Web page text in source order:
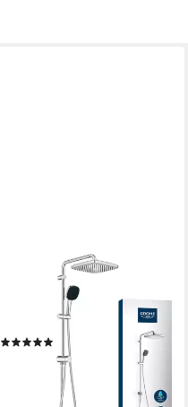
Duschsystem Vitalio Comfort
250 Flex Duschsystem,
chrom (26698001)
(1)
UVP
lieferbar - in 3-4 Werktagen bei dir